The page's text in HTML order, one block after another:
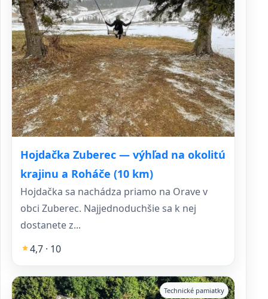
Hojdačka Zuberec — výhľad na okolitú
krajinu a Roháče (10 km)
Hojdačka sa nachádza priamo na Orave v
obci Zuberec. Najjednoduchšie sa k nej
dostanete z...
4,7 · 10
Technické pamiatky